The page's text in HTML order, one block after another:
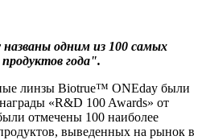
названы одним из 100 самых
года".
линзы Biotrue™ ONEday были
«R&D 100 Awards» от
отмечены 100 наиболее
выведенных на рынок в